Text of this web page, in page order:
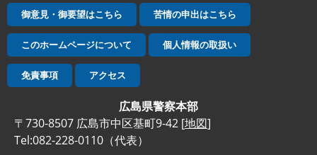
御意見・御要望はこちら 苦情の申出はこちら
このホームページについて 個人情報の取扱い
免責事項 アクセス
広島県警察本部
〒730-8507 広島市中区基町9-42 [地図]
Tel:082-228-0110（代表）